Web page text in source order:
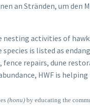
an Stränden, um den
nesting activities of
is listed as
repairs, dune
HWF is
(honu) by educating the